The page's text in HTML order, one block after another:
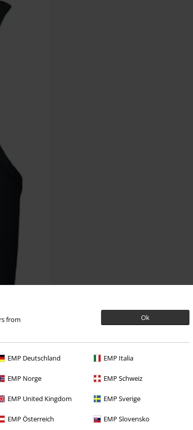
from
Ok
EMP Deutschland EMP Italia
EMP Norge EMP Schweiz
EMP United Kingdom EMP Sverige
EMP Österreich EMP Slovensko